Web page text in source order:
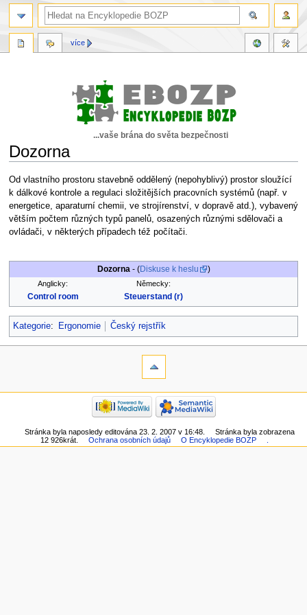
...vaše brána do světa bezpečnosti
Dozorna
Skočit
na
navigaci
Skočit
na
vyhledávání
Od vlastního prostoru stavebně oddělený (nepohyblivý) prostor sloužící
k dálkové kontrole a regulaci složitějších pracovních systémů (např. v
energetice, aparaturní chemii, ve strojírenství, v dopravě atd.), vybavený
větším počtem různých typů panelů, osazených různými sdělovači a
ovládači, v některých případech též počítači.
Dozorna- (Diskuse k heslu )
Anglicky: Německy:
Control room Steuerstand (r)
Kategorie: Ergonomie Český rejstřík
více
Stránka byla naposledy editována 23. 2. 2007 v 16:48.
Stránka byla zobrazena
12 926krát.
Ochrana osobních údajů O Encyklopedie BOZP